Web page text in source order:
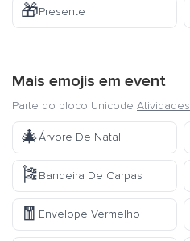
🎁Presente
Mais emojis em event
Parte do bloco Unicode Atividades
🎄Árvore De Natal
🎏Bandeira De Carpas
🧧 Envelope Vermelho